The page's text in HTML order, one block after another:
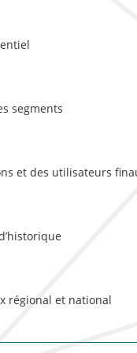
segments
et des utilisateurs
régional et national